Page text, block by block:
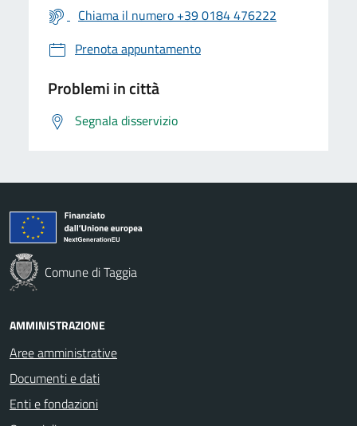
Chiama il numero +39 0184 476222
Prenota appuntamento
Problemi in città
Segnala disservizio
Comune di Taggia
AMMINISTRAZIONE
Aree amministrative
Documenti e dati
Enti e fondazioni